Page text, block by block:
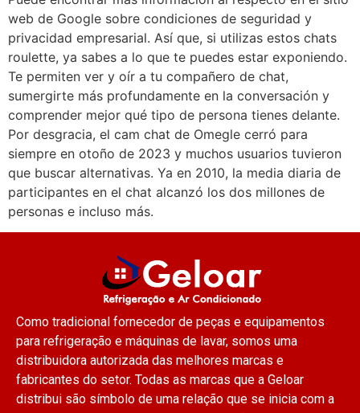
web de Google sobre condiciones de seguridad y
privacidad empresarial. Así que, si utilizas estos chats
roulette, ya sabes a lo que te puedes estar exponiendo.
Te permiten ver y oír a tu compañero de chat,
sumergirte más profundamente en la conversación y
comprender mejor qué tipo de persona tienes delante.
Por desgracia, el cam chat de Omegle cerró para
siempre en otoño de 2023 y muchos usuarios tuvieron
que buscar alternativas. Ya en 2010, la media diaria de
participantes en el chat alcanzó los dos millones de
personas e incluso más.
Como tradicional fornecedor de peças e equipamentos
para refrigeração e máquinas de lavar, somos uma
distribuidora autorizada das melhores marcas e
fabricantes do setor. Todas as marcas que a Geloar
distribui são símbolo de uma relação que se inicia com a